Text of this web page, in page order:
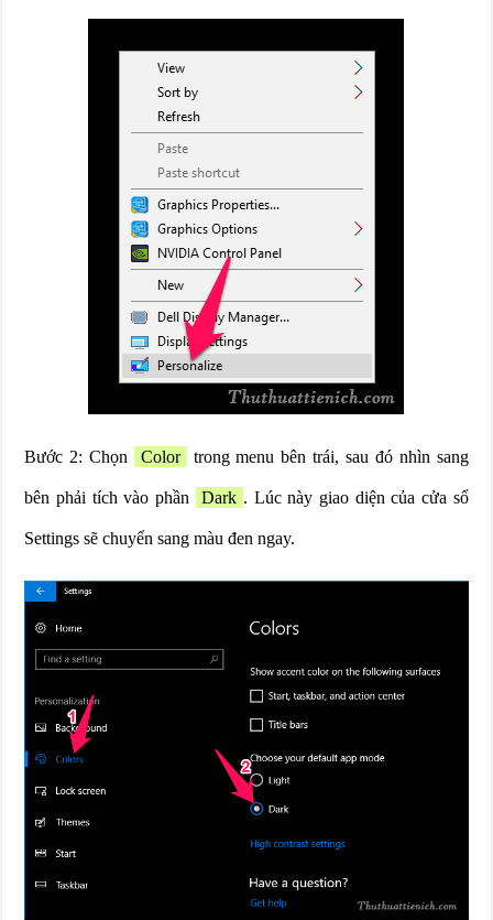
Bước 2: Chọn Color trong menu bên trái, sau đó nhìn sang
bên phải tích vào phần Dark . Lúc này giao diện của cửa sổ
Settings sẽ chuyển sang màu đen ngay.